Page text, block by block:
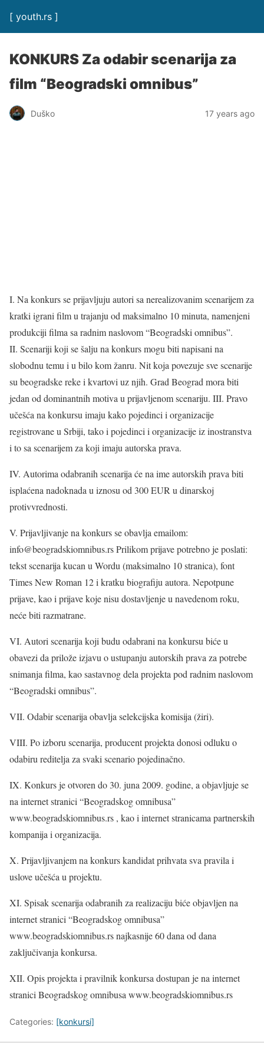
[ youth.rs ]
KONKURS Za odabir scenarija za
film “Beogradski omnibus”
Duško 17 years ago
I. Na konkurs se prijavljuju autori sa nerealizovanim scenarijem za
kratki igrani film u trajanju od maksimalno 10 minuta, namenjeni
produkciji filma sa radnim naslovom “Beogradski omnibus”.
II. Scenariji koji se šalju na konkurs mogu biti napisani na
slobodnu temu i u bilo kom žanru. Nit koja povezuje sve scenarije
su beogradske reke i kvartovi uz njih. Grad Beograd mora biti
jedan od dominantnih motiva u prijavljenom scenariju. III. Pravo
učešća na konkursu imaju kako pojedinci i organizacije
registrovane u Srbiji, tako i pojedinci i organizacije iz inostranstva
i to sa scenarijem za koji imaju autorska prava.
IV. Autorima odabranih scenarija će na ime autorskih prava biti
isplaćena nadoknada u iznosu od 300 EUR u dinarskoj
protivvrednosti.
V. Prijavljivanje na konkurs se obavlja emailom:
info@beogradskiomnibus.rs Prilikom prijave potrebno je poslati:
tekst scenarija kucan u Wordu (maksimalno 10 stranica), font
Times New Roman 12 i kratku biografiju autora. Nepotpune
prijave, kao i prijave koje nisu dostavljenje u navedenom roku,
neće biti razmatrane.
VI. Autori scenarija koji budu odabrani na konkursu biće u
obavezi da prilože izjavu o ustupanju autorskih prava za potrebe
snimanja filma, kao sastavnog dela projekta pod radnim naslovom
“Beogradski omnibus”.
VII. Odabir scenarija obavlja selekcijska komisija (žiri).
VIII. Po izboru scenarija, producent projekta donosi odluku o
odabiru reditelja za svaki scenario pojedinačno.
IX. Konkurs je otvoren do 30. juna 2009. godine, a objavljuje se
na internet stranici “Beogradskog omnibusa”
www.beogradskiomnibus.rs , kao i internet stranicama partnerskih
kompanija i organizacija.
X. Prijavljivanjem na konkurs kandidat prihvata sva pravila i
uslove učešća u projektu.
XI. Spisak scenarija odabranih za realizaciju biće objavljen na
internet stranici “Beogradskog omnibusa”
www.beogradskiomnibus.rs najkasnije 60 dana od dana
zaključivanja konkursa.
XII. Opis projekta i pravilnik konkursa dostupan je na internet
stranici Beogradskog omnibusa www.beogradskiomnibus.rs
Categories: [konkursi]